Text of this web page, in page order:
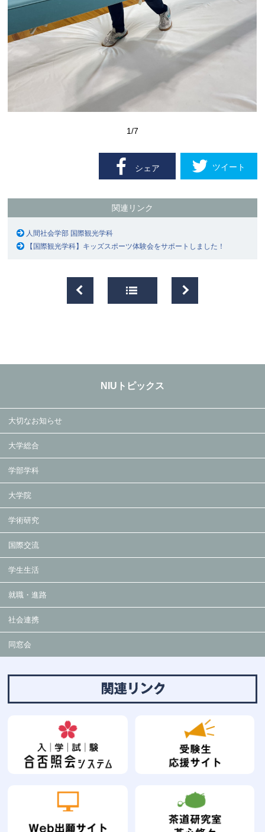
1/7
シェア ツイート
関連リンク
人間社会学部 国際観光学科
【国際観光学科】キッズスポーツ体験会をサポートしました！
NIUトピックス
大切なお知らせ
大学総合
学部学科
大学院
学術研究
国際交流
学生生活
就職・進路
社会連携
同窓会